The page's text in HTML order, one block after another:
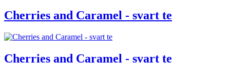
Cherries and Caramel - svart te
Cherries and Caramel - svart te